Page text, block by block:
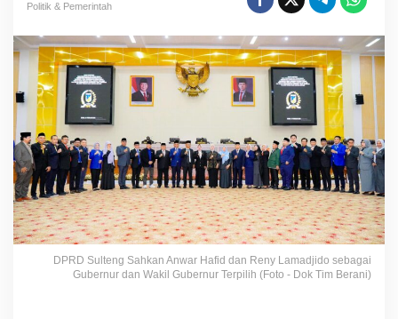
Politik & Pemerintah
DPRD Sulteng Sahkan Anwar Hafid dan Reny Lamadjido sebagai
Gubernur dan Wakil Gubernur Terpilih (Foto - Dok Tim Berani)